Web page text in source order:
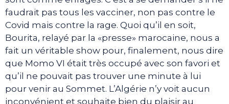
faudrait pas tous les vacciner, non pas contre le
Covid mais contre la rage. Quoi qu’il en soit,
Bourita, relayé par la «presse» marocaine, nous a
fait un véritable show pour, finalement, nous dire
que Momo VI était très occupé avec son favori et
qu’il ne pouvait pas trouver une minute à lui
pour venir au Sommet. L’Algérie n’y voit aucun
inconvénient et souhaite bien du plaisir au